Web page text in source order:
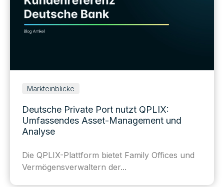
Markteinblicke
Deutsche Private Port nutzt QPLIX:
Umfassendes Asset-Management und
Analyse
Die QPLIX-Plattform bietet Family Offices und
Vermögensverwaltern der...